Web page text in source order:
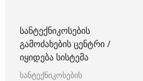
ᲡᲐᲜᲢᲔᲥᲜᲘᲙᲝᲡᲔᲑᲘᲡ
ᲒᲐᲛᲝᲫᲐᲮᲔᲑᲘᲡ ᲪᲔᲜᲢᲠᲘ /
ᲘᲧᲘᲓᲔᲑᲐ ᲡᲘᲡᲢᲔᲛᲐ
სანტექნიკოსების